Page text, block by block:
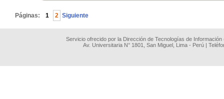
Páginas: 1 2 Siguiente
Servicio ofrecido por la Dirección de Tecnologías de
Av. Universitaria N° 1801, San Miguel, Lima - Perú |